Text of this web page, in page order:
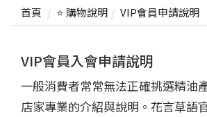
首頁 ⭐ 購物說明 VIP會員申請說明
VIP會員入會申請說明
一般消費者常常無法正確挑選精油
店家專業的介紹與說明。花言草語